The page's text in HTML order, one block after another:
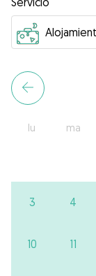
lu ma
3 4
10 11